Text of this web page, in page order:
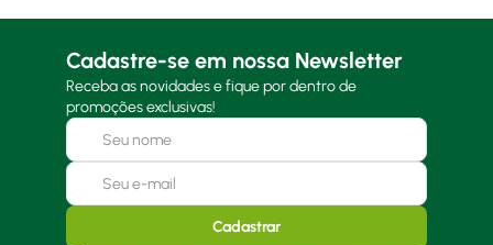
Cadastre-se em nossa Newsletter
Receba as novidades e fique por dentro de
promoções exclusivas!
Cadastrar